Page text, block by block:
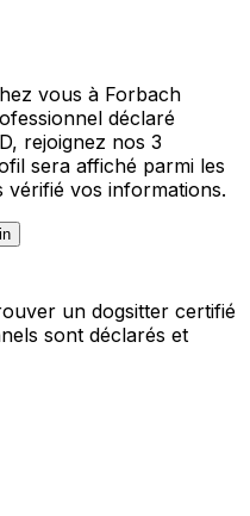
vous à Forbach
déclaré
rejoignez nos 3
sera affiché parmi les
vérifié vos informations.
un dogsitter certifié
sont déclarés et